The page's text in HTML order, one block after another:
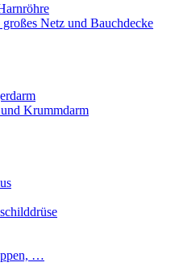
Netz und Bauchdecke
Krummdarm
…